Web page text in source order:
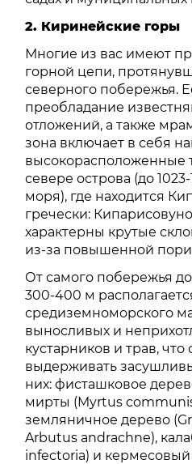
2. Киринейские горы
Многие из вас имеют
горной цепи,
северного побережья.
преобладание
отложений, а также
зона включает в себя
высокорасположенные
севере острова (до
моря), где находится
гречески:
характерны крутые
из-за повышенной
От самого побережья
300-400 м
средиземноморского
выносливых и
кустарников и трав,
выдерживать
них: фисташковое
мирты (Myrtus
земляничное дерево
Arbutus andrachne),
infectoria) и